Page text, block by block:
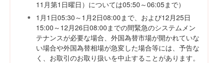
11月第1日曜日）については05:50～06:05まで）
1月1日05:30～1月2日08:00まで、および12月25日
15:00～12月26日08:00までの間緊急のシステムメン
テナンスが必要な場合、外国為替市場が開かれていな
い場合や外国為替相場が急変した場合等には、予告な
く、お取引のお取り扱いを中止することがあります。